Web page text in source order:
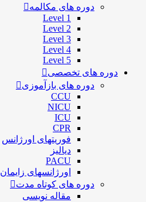
دوره های مکالمه
Level 1
Level 2
Level 3
Level 4
Level 5
دوره های تخصصی
دوره های بازآموزی
CCU
NICU
ICU
CPR
فوریتهای اورژانس
دیالیز
PACU
اورژانسهای زایمان
دوره های کوتاه مدت
مقاله نویسی